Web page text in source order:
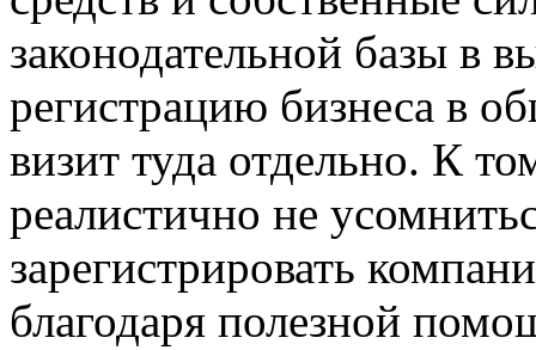
законодательной базы в
регистрацию бизнеса в
визит туда отдельно. К
реалистично не
зарегистрировать
благодаря полезной